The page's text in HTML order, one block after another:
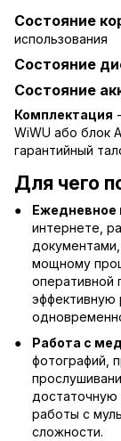
Состояние
использования
Состояние
Состояние
Комплектация
WiWU або блок
гарантийный
Для чего
Ежедневное
интернете,
мощному
оперативной
эффективную
Работа с
фотографий,
работы с
сложности.